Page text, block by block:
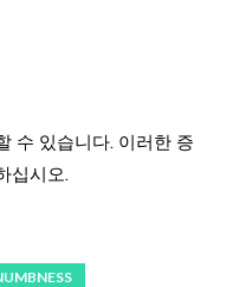
수 있습니다. 이러한 증
십시오.